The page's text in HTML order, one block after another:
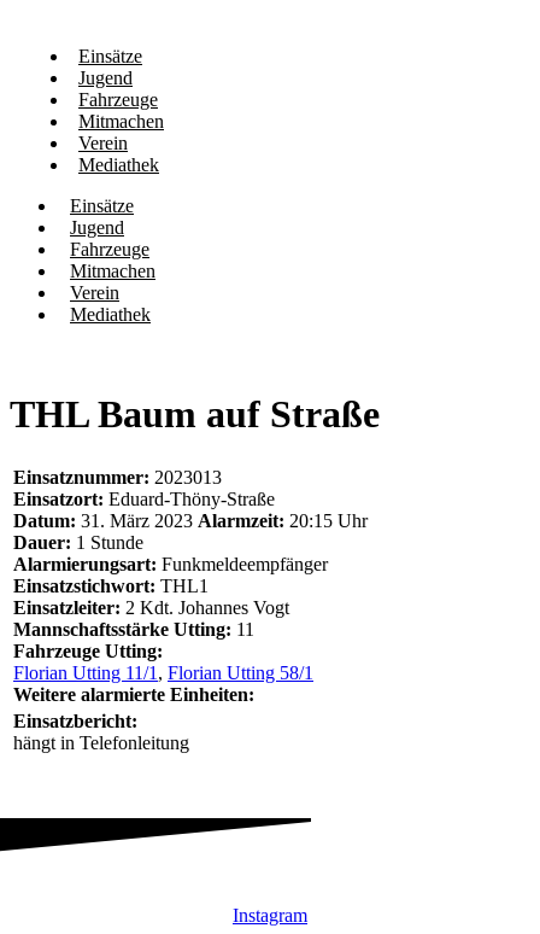
Einsätze
Jugend
Fahrzeuge
Mitmachen
Verein
Mediathek
Einsätze
Jugend
Fahrzeuge
Mitmachen
Verein
Mediathek
THL Baum auf Straße
Einsatznummer: 2023013
Einsatzort: Eduard-Thöny-Straße
Datum: 31. März 2023 Alarmzeit: 20:15 Uhr
Dauer: 1 Stunde
Alarmierungsart: Funkmeldeempfänger
Einsatzstichwort: THL1
Einsatzleiter: 2 Kdt. Johannes Vogt
Mannschaftsstärke Utting: 11
Fahrzeuge Utting:
Florian Utting 11/1 , Florian Utting 58/1
Weitere alarmierte Einheiten:
Einsatzbericht:
hängt in Telefonleitung
Instagram